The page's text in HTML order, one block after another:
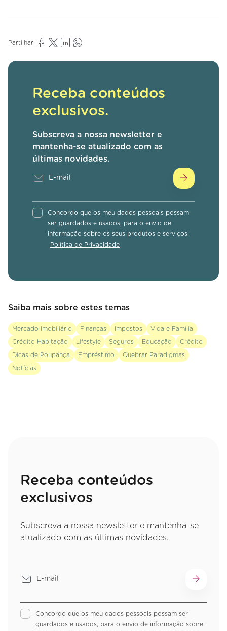
Partilhar:
Receba conteúdos
exclusivos.
Subscreva a nossa newsletter e
mantenha-se atualizado com as
últimas novidades.
Concordo que os meu dados pessoais possam
ser guardados e usados, para o envio de
informação sobre os seus produtos e serviços.
Política de Privacidade
Saiba mais sobre estes temas
Mercado Imobiliário Finanças Impostos Vida e Família
Crédito Habitação Lifestyle Seguros Educação Crédito
Dicas de Poupança Empréstimo Quebrar Paradigmas
Notícias
Receba conteúdos
exclusivos
Subscreva a nossa newsletter e mantenha-se
atualizado com as últimas novidades.
Concordo que os meu dados pessoais possam ser
guardados e usados, para o envio de informação sobre